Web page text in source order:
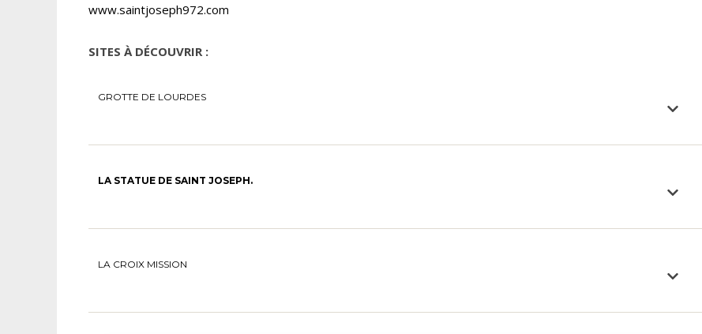
www.saintjoseph972.com
SITES À DÉCOUVRIR :
GROTTE DE LOURDES
LA STATUE DE SAINT JOSEPH.
LA CROIX MISSION